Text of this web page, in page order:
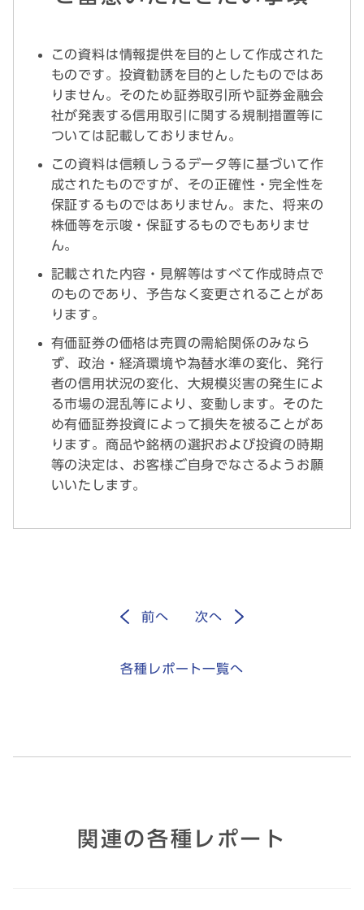
この資料は情報提供を目的として作成された
ものです。投資勧誘を目的としたものではあ
りません。そのため証券取引所や証券金融会
社が発表する信用取引に関する規制措置等に
ついては記載しておりません。
この資料は信頼しうるデータ等に基づいて作
成されたものですが、その正確性・完全性を
保証するものではありません。また、将来の
株価等を示唆・保証するものでもありませ
ん。
記載された内容・見解等はすべて作成時点で
のものであり、予告なく変更されることがあ
ります。
有価証券の価格は売買の需給関係のみなら
ず、政治・経済環境や為替水準の変化、発行
者の信用状況の変化、大規模災害の発生によ
る市場の混乱等により、変動します。そのた
め有価証券投資によって損失を被ることがあ
ります。商品や銘柄の選択および投資の時期
等の決定は、お客様ご自身でなさるようお願
いいたします。
前へ 次へ
各種レポート一覧へ
関連の各種レポート